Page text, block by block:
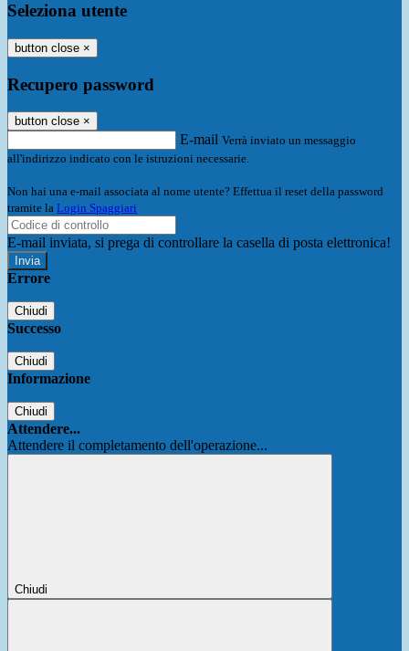
Seleziona utente
button close ×
Recupero password
button close ×
E-mail Verrà inviato un messaggio
all'indirizzo indicato con le istruzioni necessarie.
Non hai una e-mail associata al nome utente? Effettua il reset della password
tramite la Login Spaggiari
E-mail inviata, si prega di controllare la casella di posta elettronica!
Errore
Chiudi
Successo
Chiudi
Informazione
Chiudi
Attendere...
Attendere il completamento dell'operazione...
Chiudi